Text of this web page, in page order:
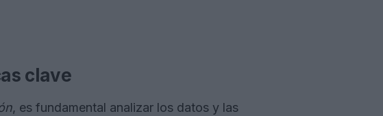
clave
, es fundamental analizar los datos y las